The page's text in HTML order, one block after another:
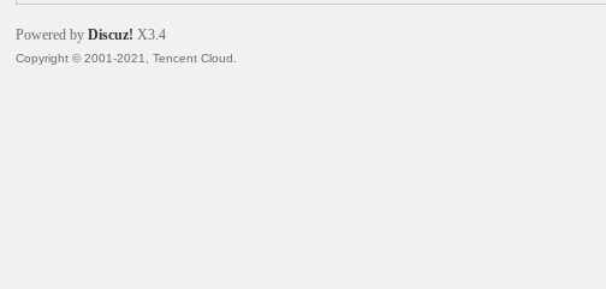
电
Powered byDiscuz! X3.4
Copyright © 2001-2021, Tencent Cloud.